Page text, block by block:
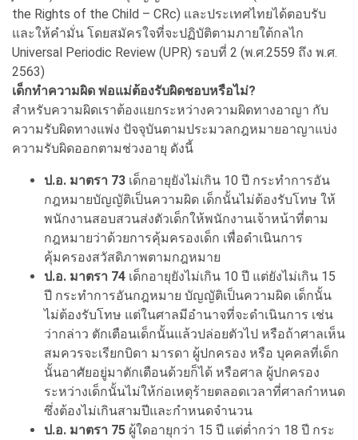
the Rights of the Child – CRc) และประเทศไทยได้ตอบรับ
และให้คำมั่น โดยสมัครใจที่จะปฏิบัติตามภายใต้กลไก
Universal Periodic Review (UPR) รอบที่ 2 (พ.ศ.2559 ถึง พ.ศ.
2563)
เด็กทำความผิด พ่อแม่ต้องรับผิดชอบหรือไม่?
สำหรับความผิดเราต้องแยกระหว่างความผิดทางอาญา กับ
ความรับผิดทางแพ่ง ปัจจุบันตามประมวลกฎหมายอาญาแบ่ง
ความรับผิดออกตามช่วงอายุ ดังนี้
ป.อ. มาตรา 73 เด็กอายุยังไม่เกิน 10 ปี กระทําการอัน
กฎหมายบัญญัติเป็นความผิด เด็กนั้นไม่ต้องรับโทษ ให้
พนักงานสอบสวนส่งตัวเด็กให้พนักงานเจ้าหน้าที่ตาม
กฎหมายว่าด้วยการคุ้มครองเด็ก เพื่อดําเนินการ
คุ้มครองสวัสดิภาพตามกฎหมาย
ป.อ. มาตรา 74 เด็กอายุยังไม่เกิน 10 ปี แต่ยังไม่เกิน 15
ปี กระทําการอันกฎหมาย บัญญัติเป็นความผิด เด็กนั้น
ไม่ต้องรับโทษ แต่ในศาลมีอํานาจที่จะดําเนินการ เช่น
ว่ากล่าว ตักเตือนเด็กนั้นแล้วปล่อยตัวไป หรือถ้าศาลเห็น
สมควรจะเรียกบิดา มารดา ผู้ปกครอง หรือ บุคคลที่เด็ก
นั้นอาศัยอยู่มาตักเตือนด้วยก็ได้ หรือศาล ผู้ปกครอง
ระหว่างเด็กนั้นไม่ให้ก่อเหตุร้ายตลอดเวลาที่ศาลกําหนด
ซึ่งต้องไม่เกินสามปีและกำหนดจำนวน
ป.อ. มาตรา 75 ผู้ใดอายุกว่า 15 ปี แต่ต่ำกว่า 18 ปี กระ